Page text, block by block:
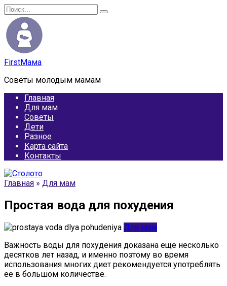
Перейти
к
содержанию
Search
for:
FirstМама
Советы молодым мамам
Главная
Для мам
Советы
Дети
Разное
Карта сайта
Контакты
Главная » Для мам
Простая вода для похудения
Для мам
Важность воды для похудения доказана еще несколько
десятков лет назад, и именно поэтому во время
использования многих диет рекомендуется употреблять
ее в большом количестве.